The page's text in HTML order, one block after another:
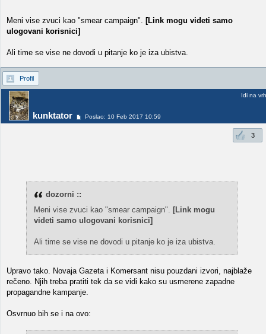
Meni vise zvuci kao "smear campaign". [Link mogu videti samo
ulogovani korisnici]
Ali time se vise ne dovodi u pitanje ko je iza ubistva.
Profil
kunktator Poslao: 10 Feb 2017 10:59
Idi na vrh
3
dozorni ::
Meni vise zvuci kao "smear campaign". [Link mogu
videti samo ulogovani korisnici]
Ali time se vise ne dovodi u pitanje ko je iza ubistva.
Upravo tako. Novaja Gazeta i Komersant nisu pouzdani izvori, najblaže
rečeno. Njih treba pratiti tek da se vidi kako su usmerene zapadne
propagandne kampanje.
Osvrnuo bih se i na ovo: